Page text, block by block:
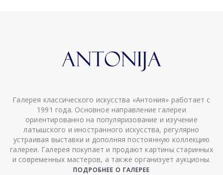
Галерея классического искусства «Антония» работает с
1991 года. Основное направление галереи
ориентированно на популяризование и изучение
латышского и иностранного искусства, регулярно
устраивая выставки и дополняя постоянную коллекцию
галереи. Галерея покупает и продают картины старинных
и современных мастеров, а также организует аукционы.
ПОДРОБНЕЕ О ГАЛЕРЕЕ